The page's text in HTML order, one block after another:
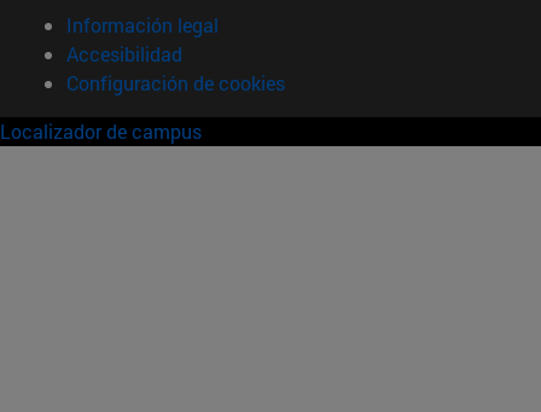
Información legal
Accesibilidad
Configuración de cookies
Localizador de campus